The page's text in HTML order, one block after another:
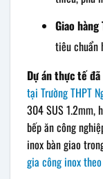
Giao hàng
tiêu chuẩn
Dự án thực tế
tại Trường THPT
304 SUS 1.2mm,
bếp ăn công
inox bàn giao
gia công inox